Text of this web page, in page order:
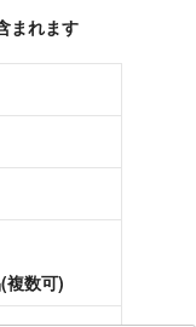
まれます
複数可)